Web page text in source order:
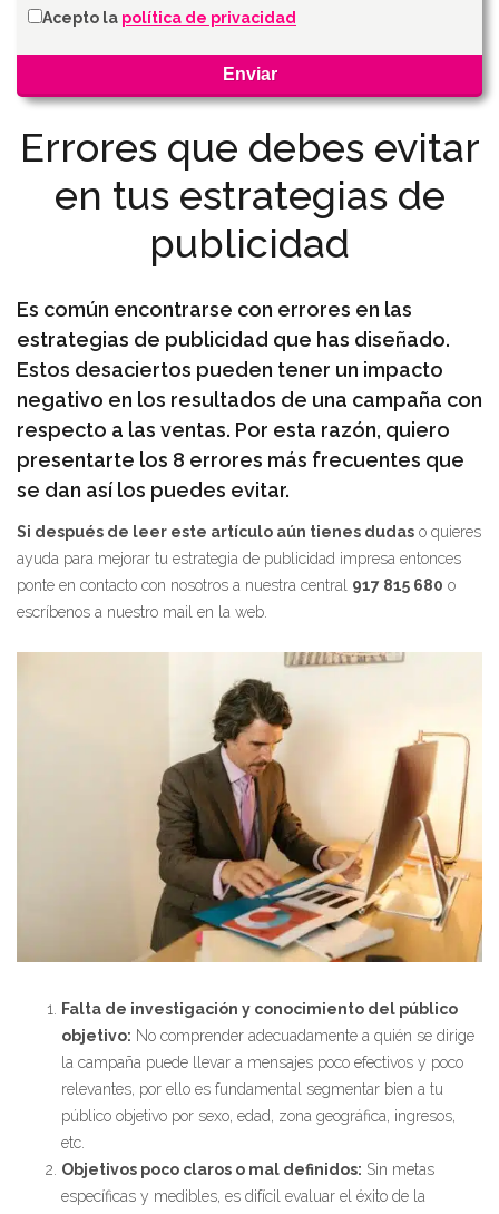
Errores que debes evitar
en tus estrategias de
publicidad
Es común encontrarse con errores en las
estrategias de publicidad que has diseñado.
Estos desaciertos pueden tener un impacto
negativo en los resultados de una campaña con
respecto a las ventas. Por esta razón, quiero
presentarte los 8 errores más frecuentes que
se dan así los puedes evitar.
Si después de leer este artículo aún tienes dudas o quieres
ayuda para mejorar tu estrategia de publicidad impresa entonces
ponte en contacto con nosotros a nuestra central 917 815 680 o
escríbenos a nuestro mail en la web.
Falta de investigación y conocimiento del público
objetivo: No comprender adecuadamente a quién se dirige
la campaña puede llevar a mensajes poco efectivos y poco
relevantes, por ello es fundamental segmentar bien a tu
público objetivo por sexo, edad, zona geográfica, ingresos,
etc.
Objetivos poco claros o mal definidos: Sin metas
específicas y medibles, es difícil evaluar el éxito de la
Acepto la política de privacidad